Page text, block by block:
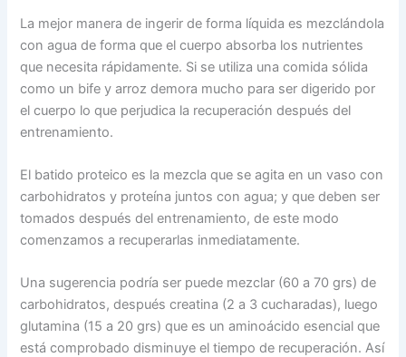
La mejor manera de ingerir de forma líquida es mezclándola
con agua de forma que el cuerpo absorba los nutrientes
que necesita rápidamente. Si se utiliza una comida sólida
como un bife y arroz demora mucho para ser digerido por
el cuerpo lo que perjudica la recuperación después del
entrenamiento.
El batido proteico es la mezcla que se agita en un vaso con
carbohidratos y proteína juntos con agua; y que deben ser
tomados después del entrenamiento, de este modo
comenzamos a recuperarlas inmediatamente.
Una sugerencia podría ser puede mezclar (60 a 70 grs) de
carbohidratos, después creatina (2 a 3 cucharadas), luego
glutamina (15 a 20 grs) que es un aminoácido esencial que
está comprobado disminuye el tiempo de recuperación. Así